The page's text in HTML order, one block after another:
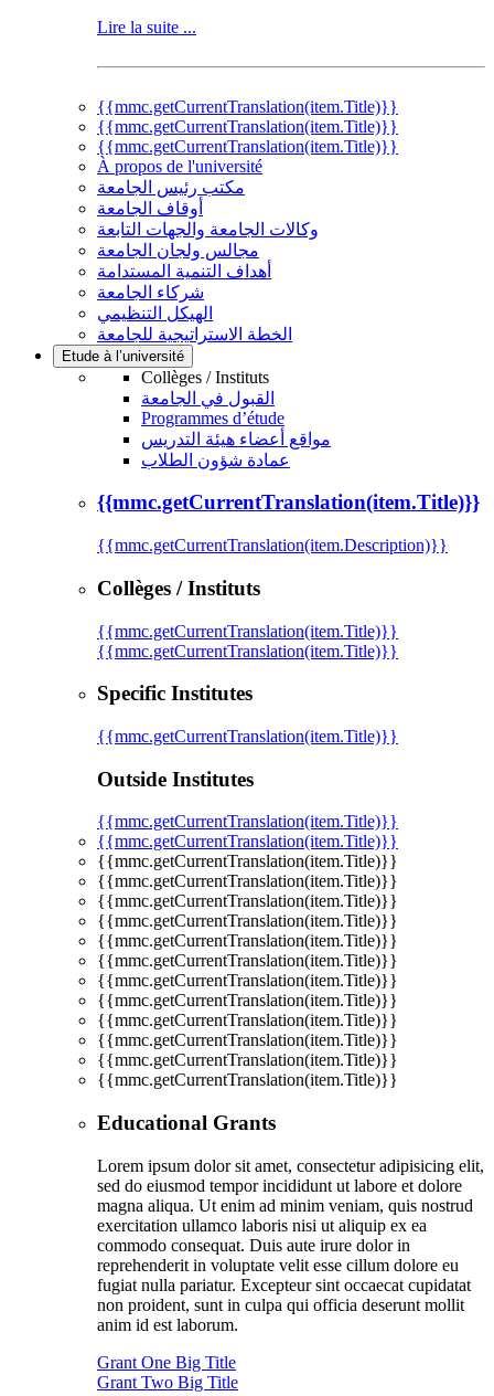
Lire la suite ...
{{mmc.getCurrentTranslation(item.Title)}}
{{mmc.getCurrentTranslation(item.Title)}}
{{mmc.getCurrentTranslation(item.Title)}}
À propos de l'université
مكتب رئيس الجامعة
أوقاف الجامعة
وكالات الجامعة والجهات التابعة
مجالس ولجان الجامعة
أهداف التنمية المستدامة
شركاء الجامعة
الهيكل التنظيمي
الخطة الاستراتيجية للجامعة
Etude à l’université
Collèges / Instituts
القبول في الجامعة
Programmes d’étude
مواقع أعضاء هيئة التدريس
عمادة شؤون الطلاب
{{mmc.getCurrentTranslation(item.Title)}}
{{mmc.getCurrentTranslation(item.Description)}}
Collèges / Instituts
{{mmc.getCurrentTranslation(item.Title)}}
{{mmc.getCurrentTranslation(item.Title)}}
Specific Institutes
{{mmc.getCurrentTranslation(item.Title)}}
Outside Institutes
{{mmc.getCurrentTranslation(item.Title)}}
{{mmc.getCurrentTranslation(item.Title)}}
{{mmc.getCurrentTranslation(item.Title)}}
{{mmc.getCurrentTranslation(item.Title)}}
{{mmc.getCurrentTranslation(item.Title)}}
{{mmc.getCurrentTranslation(item.Title)}}
{{mmc.getCurrentTranslation(item.Title)}}
{{mmc.getCurrentTranslation(item.Title)}}
{{mmc.getCurrentTranslation(item.Title)}}
{{mmc.getCurrentTranslation(item.Title)}}
{{mmc.getCurrentTranslation(item.Title)}}
{{mmc.getCurrentTranslation(item.Title)}}
{{mmc.getCurrentTranslation(item.Title)}}
{{mmc.getCurrentTranslation(item.Title)}}
Educational Grants
Lorem ipsum dolor sit amet, consectetur adipisicing elit,
sed do eiusmod tempor incididunt ut labore et dolore
magna aliqua. Ut enim ad minim veniam, quis nostrud
exercitation ullamco laboris nisi ut aliquip ex ea
commodo consequat. Duis aute irure dolor in
reprehenderit in voluptate velit esse cillum dolore eu
fugiat nulla pariatur. Excepteur sint occaecat cupidatat
non proident, sunt in culpa qui officia deserunt mollit
anim id est laborum.
Grant One Big Title
Grant Two Big Title